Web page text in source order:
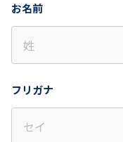
お名前
フリガナ